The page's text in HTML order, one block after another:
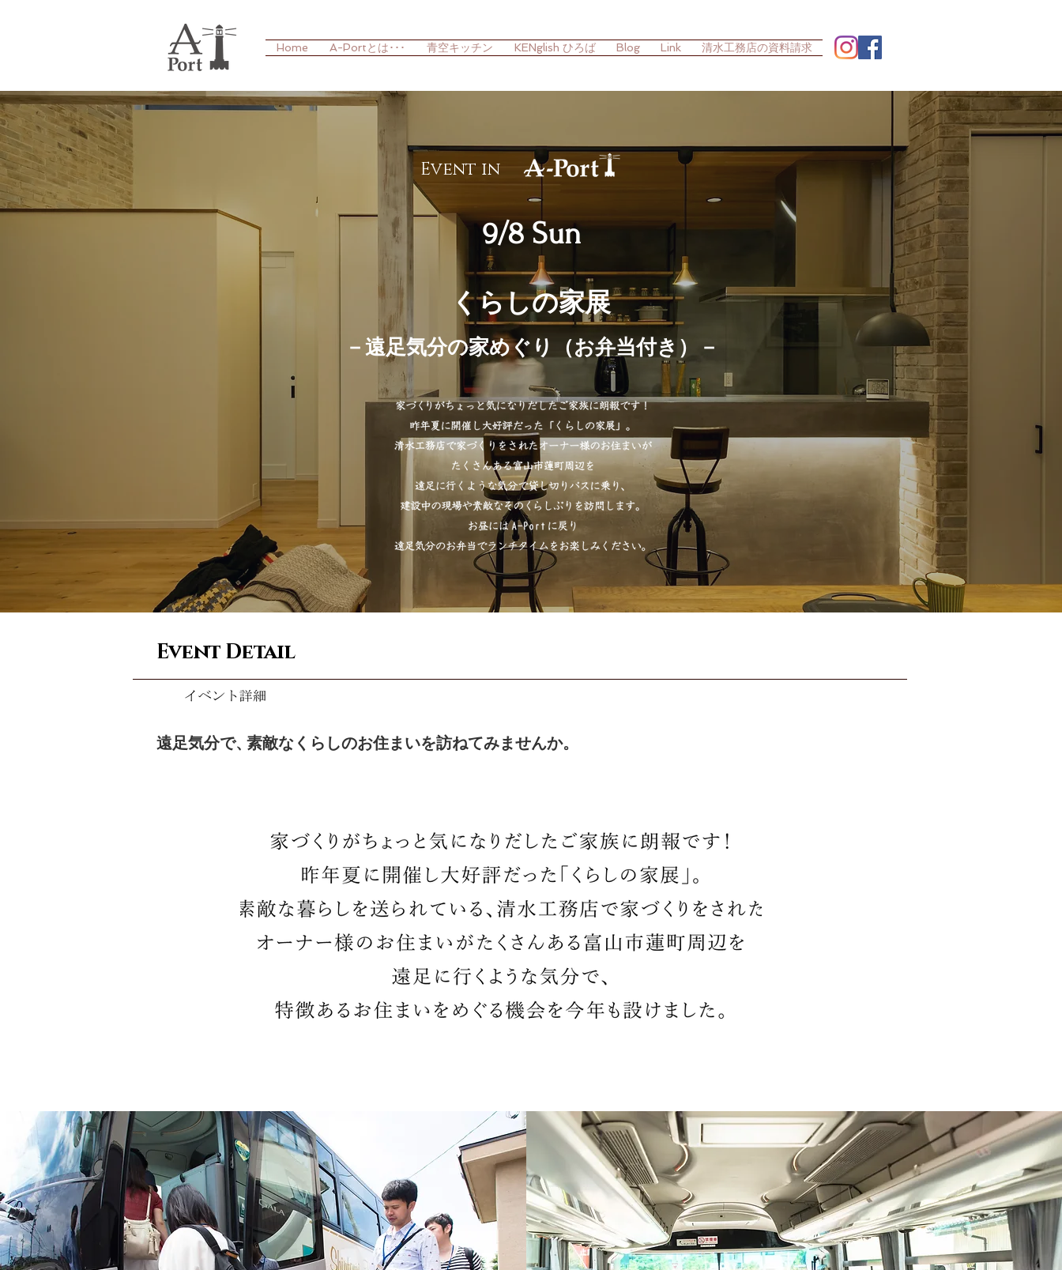
Home A-Portとは･･･ 青空キッチン KENglish ひろば Blog Link 清水工務店の資料請求
Event in
9/8 Sun
くらしの家展
－遠足気分の家めぐり（お弁当付き）－
Event Detail
遠足気分で、素敵なくらしのお住まいを訪ねてみませんか。